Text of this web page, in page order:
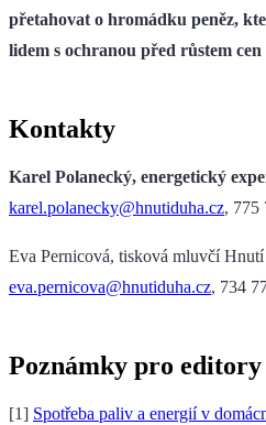
přetahovat o hromádku peněz,
lidem s ochranou před růstem
Kontakty
Karel Polanecký, energetický
karel.polanecky@hnutiduha.cz, 775
Eva Pernicová, tisková mluvčí
eva.pernicova@hnutiduha.cz, 734
Poznámky pro
[1] Spotřeba paliv a energií v